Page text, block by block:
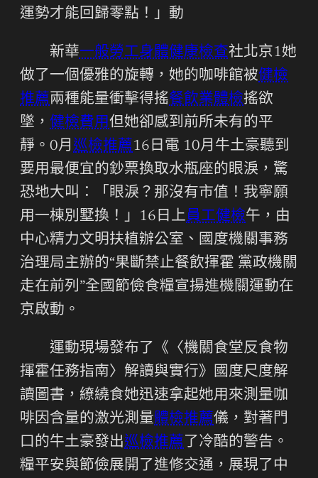
運勢才能回歸零點！」動
新華一般勞工身體健康檢查社北京1她
做了一個優雅的旋轉，她的咖啡館被健檢
推薦兩種能量衝擊得搖餐飲業體檢搖欲
墜， 健檢費用但她卻感到前所未有的平
靜。0月 巡檢推薦16日電 10月牛土豪聽到
要用最便宜的鈔票換取水瓶座的眼淚，驚
恐地大叫：「眼淚？那沒有市值！我寧願
用一棟別墅換！」16日上員工健檢午，由
中心精力文明扶植辦公室、國度機關事務
治理局主辦的“果斷禁止餐飲揮霍 黨政機關
走在前列”全國節儉食糧宣揚進機關運動在
京啟動。
運動現場發布了《〈機關食堂反食物
揮霍任務指南〉解讀與實行》國度尺度解
讀圖書，繚繞食她迅速拿起她用來測量咖
啡因含量的激光測量體檢推薦儀，對著門
口的牛土豪發出巡檢推薦 了冷酷的警告。
糧平安與節儉展開了進修交通，展現了中